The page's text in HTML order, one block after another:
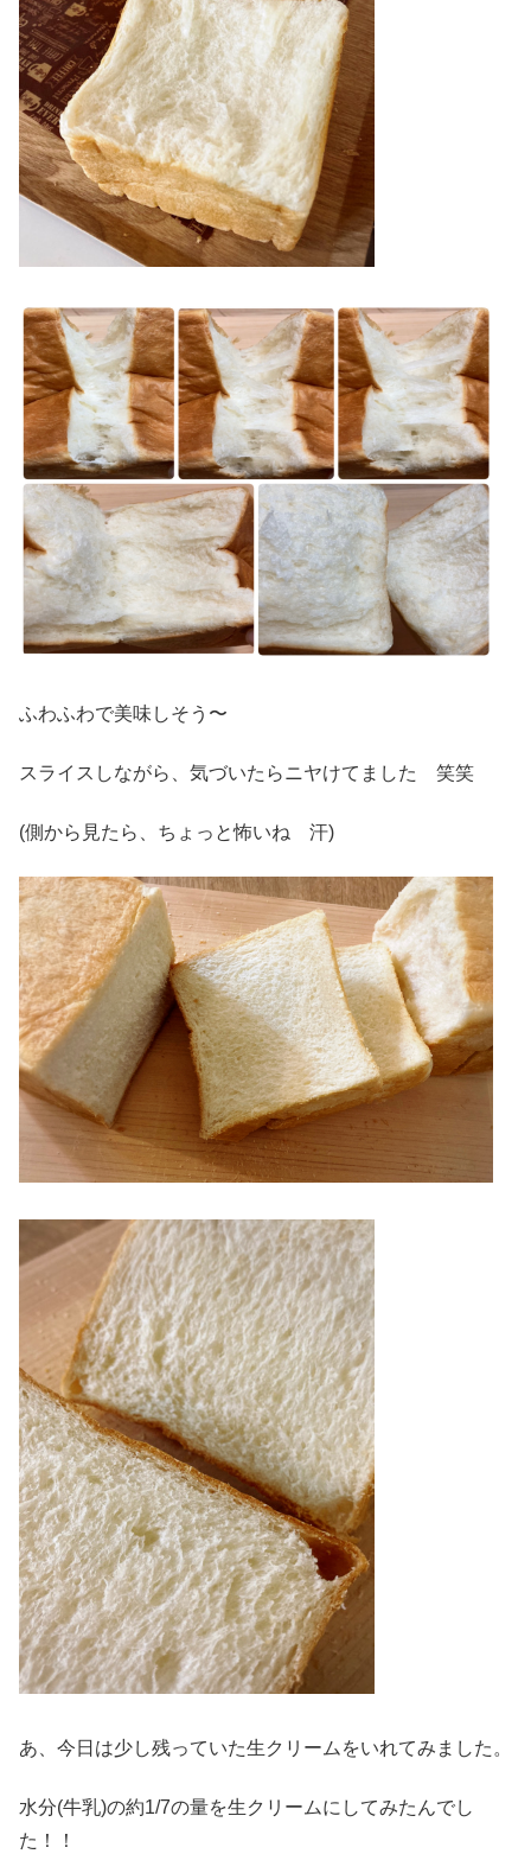
ふわふわで美味しそう〜
スライスしながら、気づいたらニヤけてました 笑笑
(側から見たら、ちょっと怖いね 汗)
あ、今日は少し残っていた生クリームをいれてみました。
水分(牛乳)の約1/7の量を生クリームにしてみたんでし
た！！